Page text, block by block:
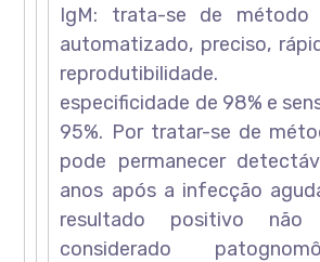
IgM: trata-se de método
automatizado, preciso,
reprodutibilidade.
especificidade de 98% e
95%. Por tratar-se de
pode permanecer
anos após a infecção
resultado positivo
considerado